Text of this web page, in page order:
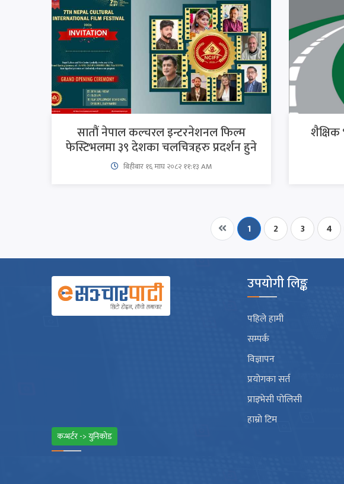
सातौं नेपाल कल्चरल इन्टरनेशनल फिल्म
फेस्टिभलमा ३९ देशका चलचित्रहरु प्रदर्शन हुने
बिहीबार १६ माघ २०८२ ११:१३ AM
1 2 3 4
उपयोगी लिङ्क
पहिले हामी
सम्पर्क
विज्ञापन
प्रयोगका सर्त
प्राइभेसी पोलिसी
हाम्रो टिम
कन्भर्टर -> युनिकोड